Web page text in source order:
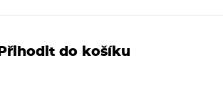
Přihodit do košíku